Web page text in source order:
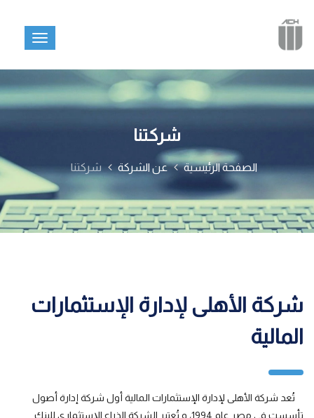
شركتنا
الصفحة الرئيسية عن الشركة شركتنا
شركة الأهلى لإدارة الإستثمارات
المالية
تُعد شركة الأهلى لإدارة الإستثمارات المالية أول شركة إدارة أصول
تأسست فى مصر عام 1994، و تُعتبر الشركة الذراع الإستثمارى للبنك